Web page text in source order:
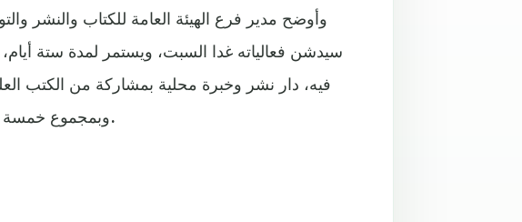
وأوضح مدير فرع الهيئة العامة للكتاب والنشر
سيدشن فعالياته غدا السبت، ويستمر لمدة ستة
فيه، دار نشر وخبرة محلية بمشاركة من الكتب
وبمجموع خمسة آلاف عنوان فاخر مائة وخمسين ألف نسخة.